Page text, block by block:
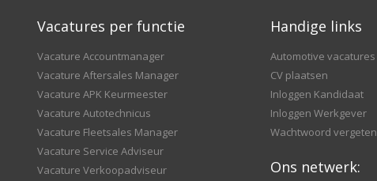
Vacatures per functie
Vacature Accountmanager
Vacature Aftersales Manager
Vacature APK Keurmeester
Vacature Autotechnicus
Vacature Fleetsales Manager
Vacature Service Adviseur
Vacature Verkoopadviseur
Handige links
Automotive vacatures
CV plaatsen
Inloggen Kandidaat
Inloggen Werkgever
Wachtwoord vergeten
Ons netwerk: